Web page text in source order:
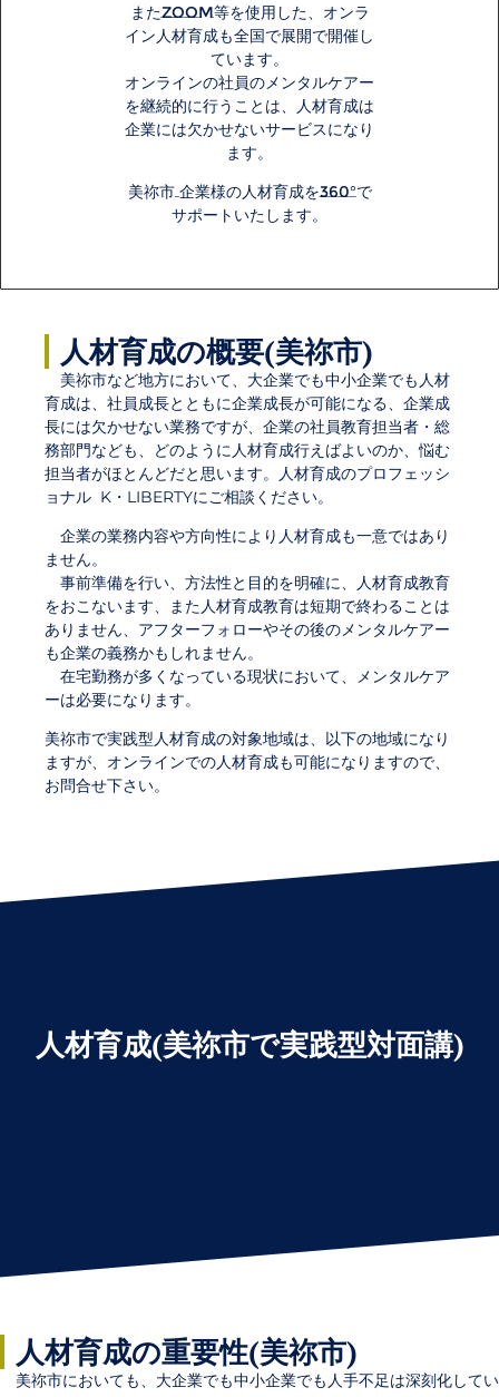
またzoom等を使用した、オンラ
イン人材育成も全国で展開で開催し
ています。
オンラインの社員のメンタルケアー
を継続的に行うことは、人材育成は
企業には欠かせないサービスになり
ます。
美祢市 企業様の人材育成を360°で
サポートいたします。
人材育成の概要(美祢市)
美祢市など地方において、 大企業でも中小企業でも人材
育成は、社員成長とともに企業成長が可能になる、企業成
長には欠かせない業務ですが、企業の社員教育担当者・総
務部門なども、どのように人材育成行えばよいのか、悩む
担当者がほとんどだと思います。人材育成のプロフェッシ
ョナル K・LIBERTYにご相談ください。
企業の業務内容や方向性により人材育成も一意ではあり
ません。
事前準備を行い、方法性と目的を明確に、人材育成教育
をおこないます、また人材育成教育は短期で終わることは
ありません、アフターフォローやその後のメンタルケアー
も企業の義務かもしれません。
在宅勤務が多くなっている現状において、メンタルケア
ーは必要になります。
美祢市で実践型人材育成の対象地域は、以下の地域になり
ますが、オンラインでの人材育成も可能になりますので、
お問合せ下さい。
人材育成(美祢市で実践型対面講)
人材育成の重要性(美祢市)
美祢市においても、大企業でも中小企業でも人手不足は深刻化してい